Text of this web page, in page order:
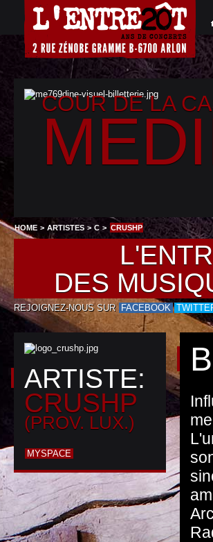
COUR DE LA
HOME > ARTISTES > C > CRUSHP
DES
REJOIGNEZ-NOUS SUR FACEBOOK
ARTISTE:
CRUSHP
(PROV. LUX.)
MYSPACE